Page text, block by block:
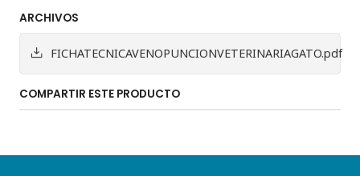
ARCHIVOS
FICHATECNICAVENOPUNCIONVETERINARIAGATO.pdf
COMPARTIR ESTE PRODUCTO